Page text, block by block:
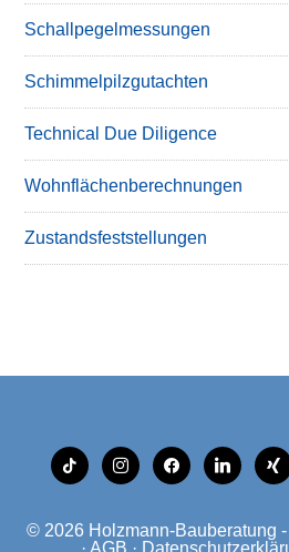
Schallpegelmessungen
Schimmelpilzgutachten
Technical Due Diligence
Wohnflächenberechnungen
Zustandsfeststellungen
tiktok instagramfacebooklinkedinxing
© 2026 Holzmann-Bauberatung